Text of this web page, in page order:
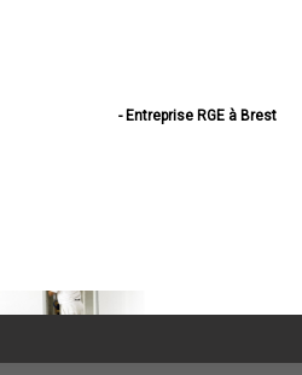
- Entreprise RGE à Brest
- Entreprise RGE à Plouzané
- Entreprise RGE à Quimperlé